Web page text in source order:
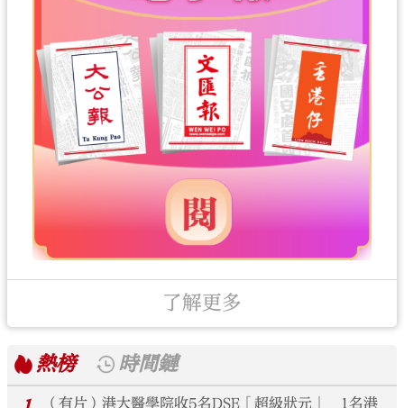
了解更多
熱榜
時間鏈
（有片）港大醫學院收5名DSE「超級狀元」 1名港